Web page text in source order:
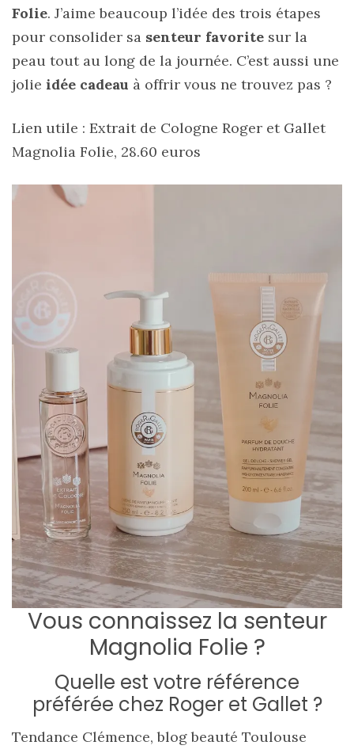
Folie. J’aime beaucoup l’idée des trois étapes
pour consolider sa senteur favorite sur la
peau tout au long de la journée. C’est aussi une
jolie idée cadeau à offrir vous ne trouvez pas ?
Lien utile : Extrait de Cologne Roger et Gallet
Magnolia Folie, 28.60 euros
Vous connaissez la senteur
Magnolia Folie ?
Quelle est votre référence
préférée chez Roger et Gallet ?
Tendance Clémence, blog beauté Toulouse